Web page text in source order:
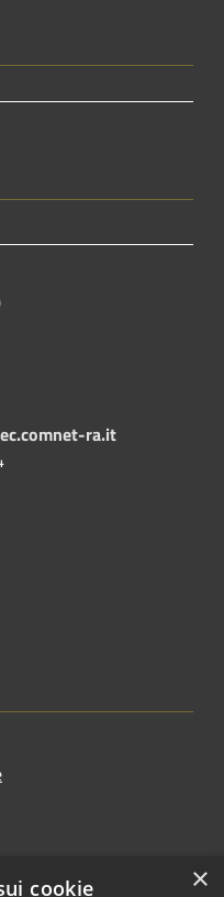
ra.it
×
cookie